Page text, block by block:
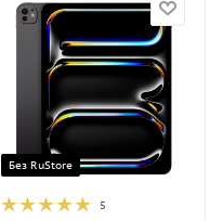
Без RuStore
5